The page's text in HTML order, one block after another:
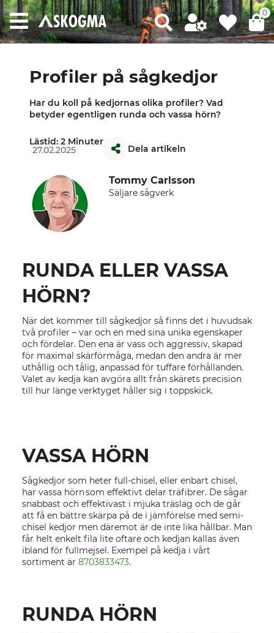
0
Profiler på sågkedjor
Har du koll på kedjornas olika profiler? Vad
betyder egentligen runda och vassa hörn?
27.02.2025
Lästid: 2 Minuter
Dela artikeln
Tommy Carlsson
Säljare sågverk
RUNDA ELLER VASSA
HÖRN?
När det kommer till sågkedjor så finns det i huvudsak
två profiler – var och en med sina unika egenskaper
och fördelar. Den ena är vass och aggressiv, skapad
för maximal skärförmåga, medan den andra är mer
uthållig och tålig, anpassad för tuffare förhållanden.
Valet av kedja kan avgöra allt från skärets precision
till hur länge verktyget håller sig i toppskick.
VASSA HÖRN
Sågkedjor som heter full-chisel, eller enbart chisel,
har vassa hörn som effektivt delar träfibrer. De sågar
snabbast och effektivast i mjuka träslag och de går
att få en bättre skärpa på de i jämförelse med semi-
chisel kedjor men däremot är de inte lika hållbar. Man
får helt enkelt fila lite oftare och kedjan kallas även
ibland för fullmejsel. Exempel på kedja i vårt
sortiment är 8703833473.
RUNDA HÖRN